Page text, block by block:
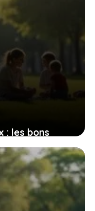
: les bons
de ce quartier